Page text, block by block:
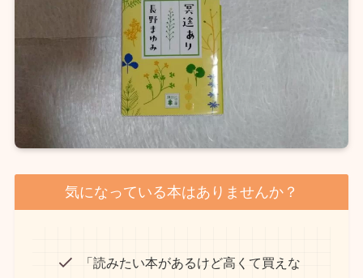
気になっている本はありませんか？
「読みたい本があるけど高くて買えな